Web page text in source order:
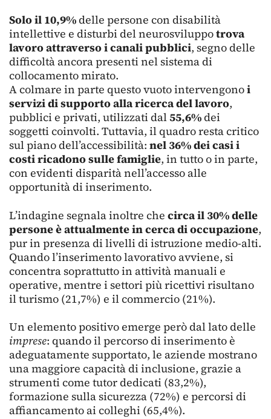
Solo il 10,9%delle persone con disabilità
intellettive e disturbi del neurosviluppotrova
lavoro attraverso i canali pubblici, segno delle
difficoltà ancora presenti nel sistema di
collocamento mirato.
A colmare in parte questo vuoto intervengonoi
servizi di supporto alla ricerca del lavoro,
pubblici e privati, utilizzati dal55,6%dei
soggetti coinvolti. Tuttavia, il quadro resta critico
sul piano dell’accessibilità: nel 36% dei casi i
costi ricadono sulle famiglie, in tutto o in parte,
con evidenti disparità nell’accesso alle
opportunità di inserimento.
L’indagine segnala inoltre che circa il 30% delle
persone è attualmente in cerca di occupazione,
pur in presenza di livelli di istruzione medio-alti.
Quando l’inserimento lavorativo avviene, si
concentra soprattutto in attività manuali e
operative, mentre i settori più ricettivi risultano
il turismo (21,7%) e il commercio (21%).
Un elemento positivo emerge però dal lato delle
imprese: quando il percorso di inserimento è
adeguatamente supportato, le aziende mostrano
una maggiore capacità di inclusione, grazie a
strumenti come tutor dedicati (83,2%),
formazione sulla sicurezza (72%) e percorsi di
affiancamento ai colleghi (65,4%).